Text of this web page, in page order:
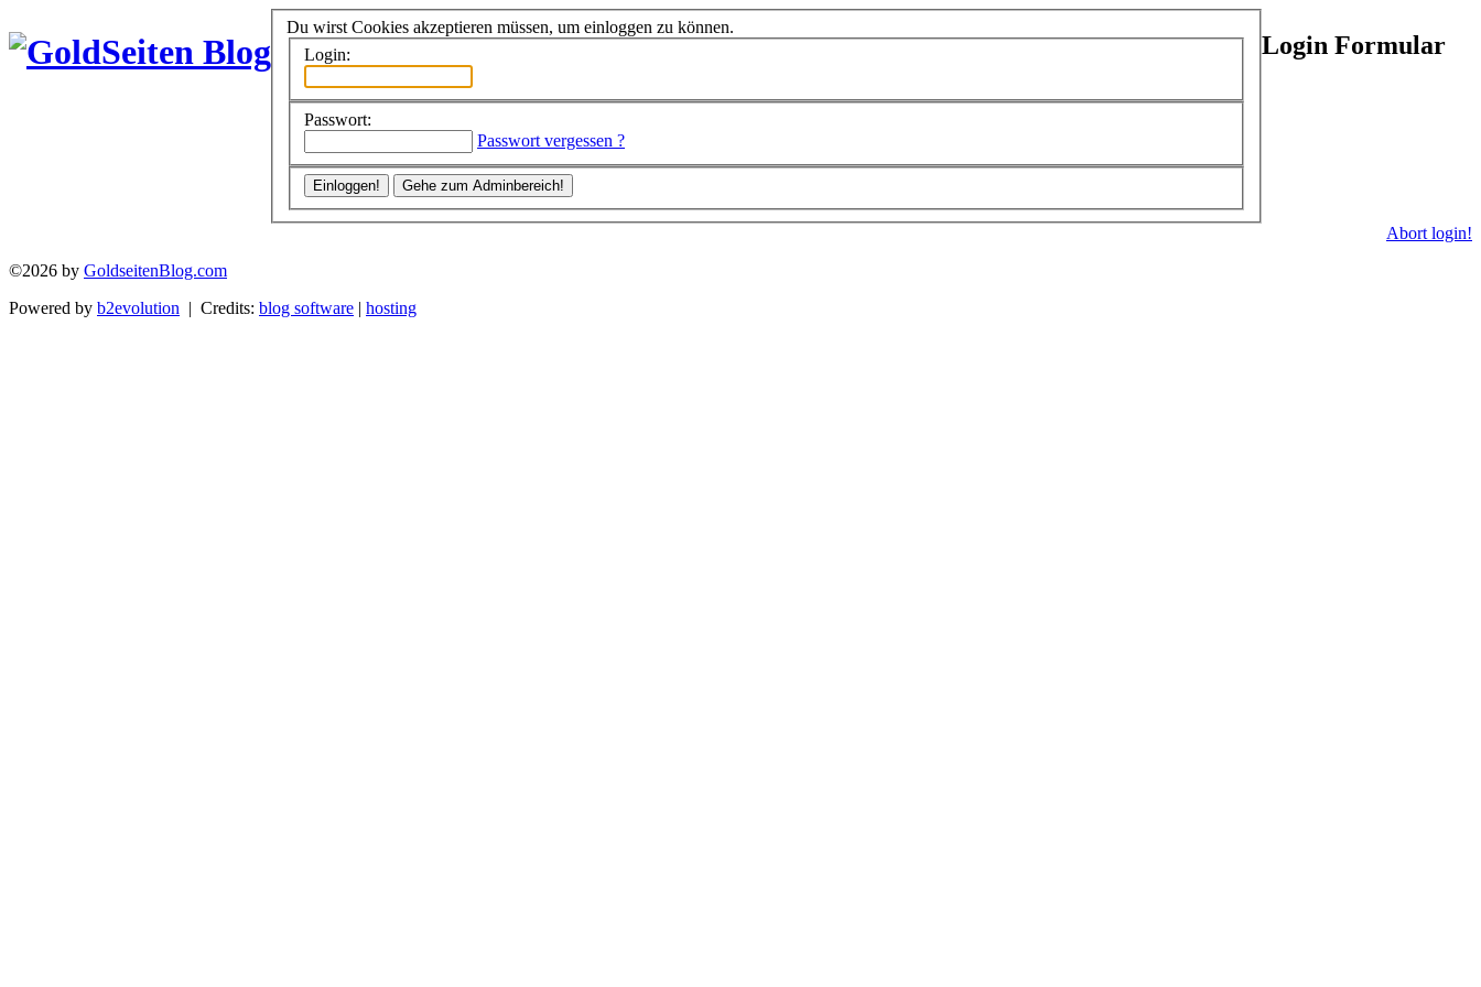
Login Formular
Du wirst Cookies akzeptieren müssen, um einloggen zu können.
Login:
Passwort:
Passwort vergessen ?
Abort login!
©2026 by GoldseitenBlog.com
Powered by b2evolution | Credits: blog software | hosting